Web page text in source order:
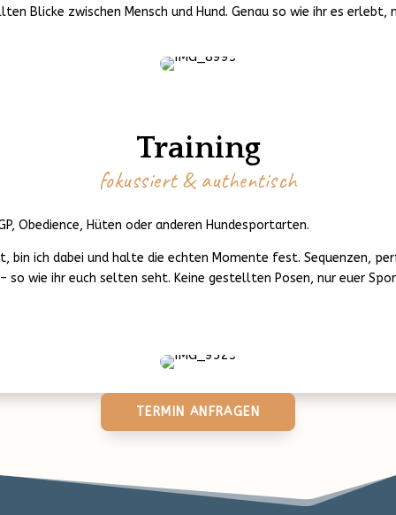
Blicke zwischen Mensch und Hund. Genau so wie ihr es erlebt,
Training
fokussiert & authentisch
Obedience, Hüten oder anderen Hundesportarten.
bin ich dabei und halte die echten Momente fest. Sequenzen,
so wie ihr euch selten seht. Keine gestellten Posen, nur euer
TERMIN ANFRAGEN